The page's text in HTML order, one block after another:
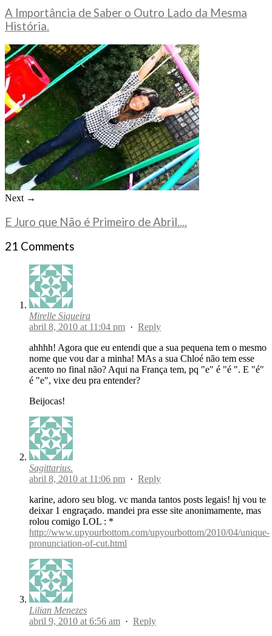
A Importância de Saber o Outro Lado da Mesma
História.
Next →
E Juro que Não é Primeiro de Abril....
21 Comments
Mirelle Siqueira
abril 8, 2010 at 11:04 pm · Reply
ahhhh! Agora que eu entendi que a sua pequena tem o mesmo
nome que vou dar a minha! MAs a sua Chloé não tem esse
acento no final não? Aqui na França tem, pq "e" é "é ". E "é"
é "e", vixe deu pra entender?
Beijocas!
Sagittarius.
abril 8, 2010 at 11:06 pm · Reply
karine, adoro seu blog. vc manda tantos posts legais! hj vou te
deixar 1 engraçado. mandei pra esse site anonimamente, mas
rolou comigo LOL : *
http://www.upyourbottom.com/upyourbottom/2010/04/unique-
pronunciation-of-cut.html
Lilian Menezes
abril 9, 2010 at 6:56 am · Reply